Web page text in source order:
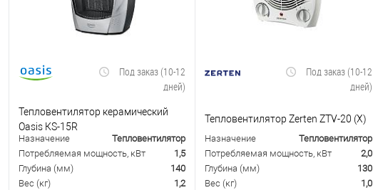
Под заказ (10-12
дней)
Тепловентилятор керамический
Oasis КS-15R
Назначение
Тепловентилятор
Потребляемая мощность, кВт
1,5
Глубина (мм)
140
Вес (кг)
1,2
Под заказ (10-12
дней)
Тепловентилятор Zerten ZTV-20 (X)
Назначение
Тепловентилятор
Потребляемая мощность, кВт
2,0
Глубина (мм)
130
Вес (кг)
1,0